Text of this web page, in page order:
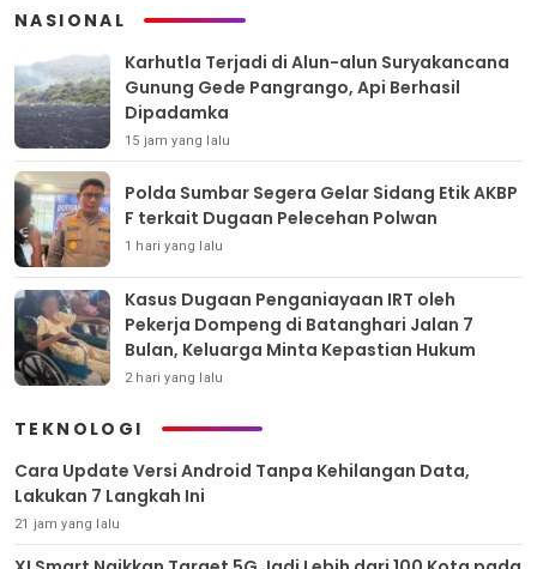
NASIONAL
Karhutla Terjadi di Alun-alun Suryakancana
Gunung Gede Pangrango, Api Berhasil
Dipadamka
15 jam yang lalu
Polda Sumbar Segera Gelar Sidang Etik AKBP
F terkait Dugaan Pelecehan Polwan
1 hari yang lalu
Kasus Dugaan Penganiayaan IRT oleh
Pekerja Dompeng di Batanghari Jalan 7
Bulan, Keluarga Minta Kepastian Hukum
2 hari yang lalu
TEKNOLOGI
Cara Update Versi Android Tanpa Kehilangan Data,
Lakukan 7 Langkah Ini
21 jam yang lalu